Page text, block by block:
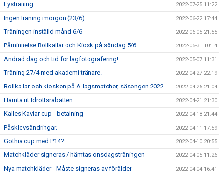
Fysträning 2022-07-25 11:22
Ingen träning imorgon (23/6) 2022-06-22 17:44
Träningen inställd månd 6/6 2022-06-05 21:55
Påminnelse Bollkallar och Kiosk på söndag 5/6 2022-05-31 10:14
Ändrad dag och tid för lagfotografering! 2022-05-07 11:31
Träning 27/4 med akademi tränare. 2022-04-27 22:19
Bollkallar och kiosken på A-lagsmatcher, säsongen 2022 2022-04-26 21:04
Hämta ut Idrottsrabatten 2022-04-21 21:30
Kalles Kaviar cup - betalning 2022-04-18 21:44
Påsklovsändringar. 2022-04-11 17:59
Gothia cup med P14? 2022-04-10 20:55
Matchkläder signeras / hämtas onsdagsträningen 2022-04-05 11:26
Nya matchkläder - Måste signeras av förälder 2022-04-04 16:41